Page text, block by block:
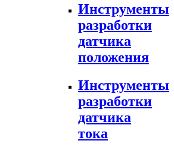
Инструменты
разработки
датчика
положения
Инструменты
разработки
датчика
тока